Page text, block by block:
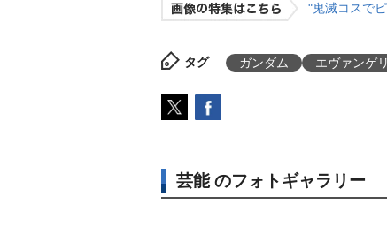
"鬼滅コスで
タグ ガンダム エヴァンゲ
芸能 のフォトギャラリー